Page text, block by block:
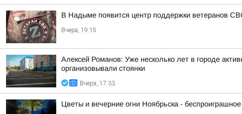
В Надыме появится центр поддержки ветеранов
Вчера, 19:15
Алексей Романов: Уже несколько лет в городе
организовывали стоянки
Вчера, 17:33
Цветы и вечерние огни Ноябрьска -